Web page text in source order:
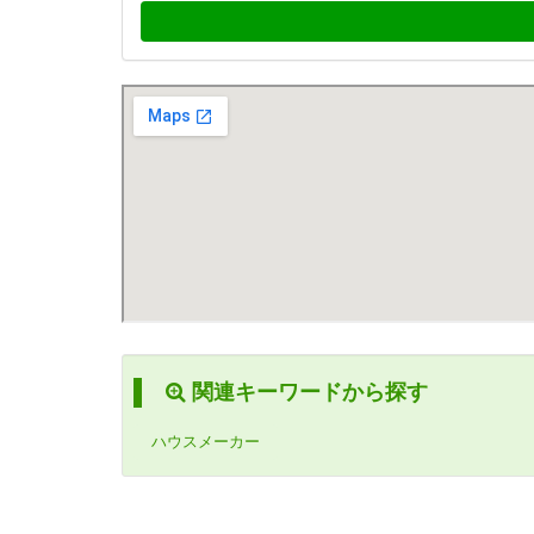
関連キーワードから探す
ハウスメーカー